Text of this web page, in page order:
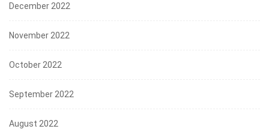
December 2022
November 2022
October 2022
September 2022
August 2022